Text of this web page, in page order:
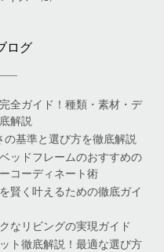
ログ
全ガイド！種類・素材・デ
解説
基準と選び方を徹底解説
ッドフレームのおすすめの
コーディネート術
賢く叶えるための徹底ガイ
なリビングの実現ガイド
ト徹底解説！最適な選び方